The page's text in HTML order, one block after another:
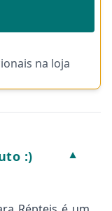
na loja
:) ▼